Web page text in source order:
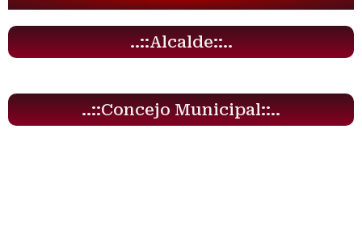
..::Alcalde::..
..::Concejo Municipal::..